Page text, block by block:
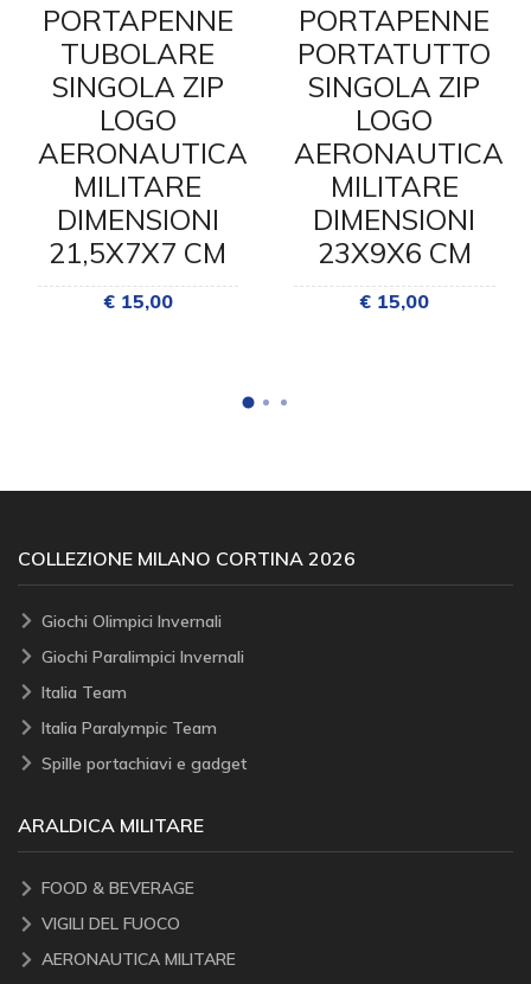
PORTAPENNE
TUBOLARE
SINGOLA ZIP
LOGO
AERONAUTICA
MILITARE
DIMENSIONI
21,5X7X7 CM
€ 15,00
PORTAPENNE
PORTATUTTO
SINGOLA ZIP
LOGO
AERONAUTICA
MILITARE
DIMENSIONI
23X9X6 CM
€ 15,00
COLLEZIONE MILANO CORTINA 2026
Giochi Olimpici Invernali
Giochi Paralimpici Invernali
Italia Team
Italia Paralympic Team
Spille portachiavi e gadget
ARALDICA MILITARE
FOOD & BEVERAGE
VIGILI DEL FUOCO
AERONAUTICA MILITARE